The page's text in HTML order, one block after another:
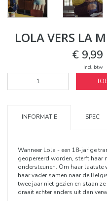
LOLA VERS LA
€ 9,99
Incl. btw
INFORMATIE SPEC
Wanneer Lola - een 18-jarige
geopereerd worden, sterft haar
ondersteunen. Om haar laatste
haar vader samen naar de
twee jaar niet gezien en staan
draait echter anders uit dan